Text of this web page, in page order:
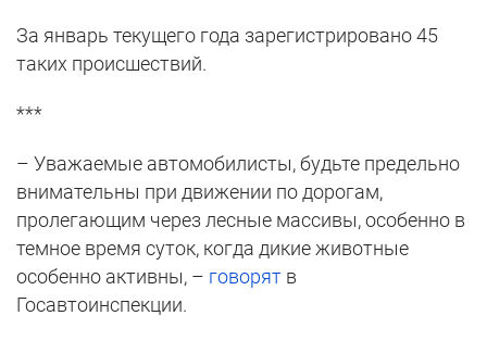
За январь текущего года зарегистрировано 45
таких происшествий.
***
– Уважаемые автомобилисты, будьте предельно
внимательны при движении по дорогам,
пролегающим через лесные массивы, особенно в
темное время суток, когда дикие животные
особенно активны, – говорят в
Госавтоинспекции.